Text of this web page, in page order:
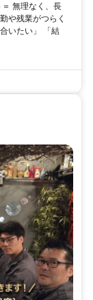
無理なく、長
や残業がつらく
いたい」 「結